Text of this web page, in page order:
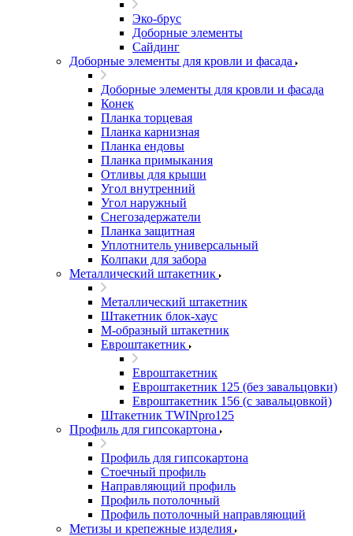
Эко-брус
Доборные элементы
Сайдинг
Доборные элементы для кровли и фасада
Доборные элементы для кровли и фасада
Конек
Планка торцевая
Планка карнизная
Планка ендовы
Планка примыкания
Отливы для крыши
Угол внутренний
Угол наружный
Снегозадержатели
Планка защитная
Уплотнитель универсальный
Колпаки для забора
Металлический штакетник
Металлический штакетник
Штакетник блок-хаус
М-образный штакетник
Евроштакетник
Евроштакетник
Евроштакетник 125 (без завальцовки)
Евроштакетник 156 (с завальцовкой)
Штакетник TWINpro125
Профиль для гипсокартона
Профиль для гипсокартона
Стоечный профиль
Направляющий профиль
Профиль потолочный
Профиль потолочный направляющий
Метизы и крепежные изделия